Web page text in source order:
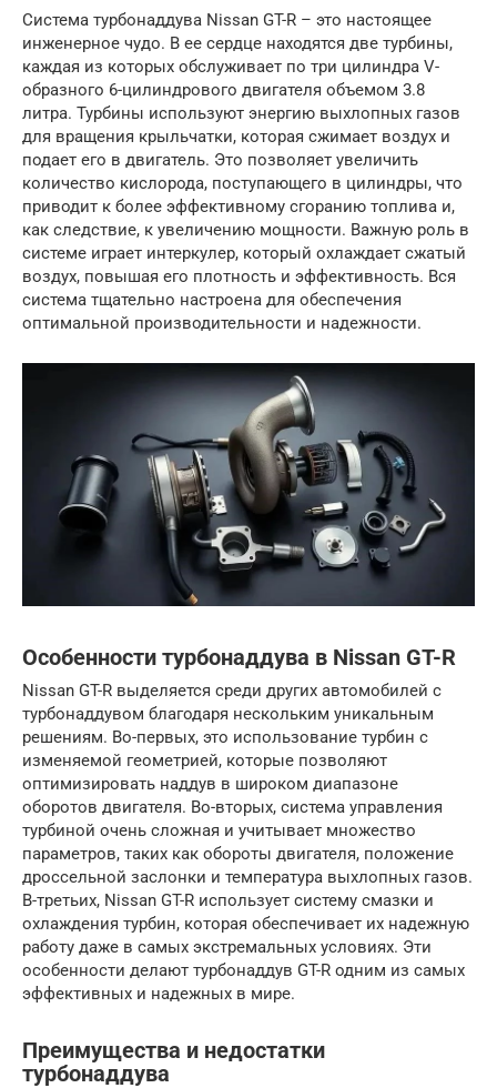
Система турбонаддува Nissan GT-R – это настоящее
инженерное чудо. В ее сердце находятся две турбины,
каждая из которых обслуживает по три цилиндра V-
образного 6-цилиндрового двигателя объемом 3.8
литра. Турбины используют энергию выхлопных газов
для вращения крыльчатки, которая сжимает воздух и
подает его в двигатель. Это позволяет увеличить
количество кислорода, поступающего в цилиндры, что
приводит к более эффективному сгоранию топлива и,
как следствие, к увеличению мощности. Важную роль в
системе играет интеркулер, который охлаждает сжатый
воздух, повышая его плотность и эффективность. Вся
система тщательно настроена для обеспечения
оптимальной производительности и надежности.
Особенности турбонаддува в Nissan GT-R
Nissan GT-R выделяется среди других автомобилей с
турбонаддувом благодаря нескольким уникальным
решениям. Во-первых, это использование турбин с
изменяемой геометрией, которые позволяют
оптимизировать наддув в широком диапазоне
оборотов двигателя. Во-вторых, система управления
турбиной очень сложная и учитывает множество
параметров, таких как обороты двигателя, положение
дроссельной заслонки и температура выхлопных газов.
В-третьих, Nissan GT-R использует систему смазки и
охлаждения турбин, которая обеспечивает их надежную
работу даже в самых экстремальных условиях. Эти
особенности делают турбонаддув GT-R одним из самых
эффективных и надежных в мире.
Преимущества и недостатки
турбонаддува